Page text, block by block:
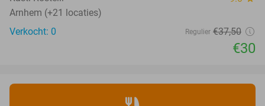
Arnhem (+21 locaties)
Verkocht: 0
Regulier €37,50
€30